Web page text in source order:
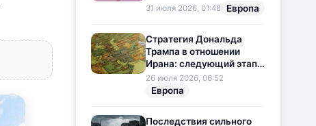
35 лет
31 июля 2026, 01:48 Европа
Стратегия Дональда
Трампа в отношении
Ирана: следующий этап
напряженности на
Ближнем Востоке
26 июля 2026, 06:52
Европа
Последствия сильного